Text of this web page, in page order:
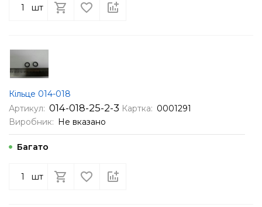
шт
Кільце 014-018
Артикул: 014-018-25-2-3 Картка: 0001291
Виробник: Не вказано
Багато
шт